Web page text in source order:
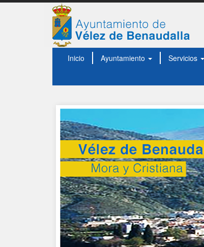
Inicio Ayuntamiento Servicios